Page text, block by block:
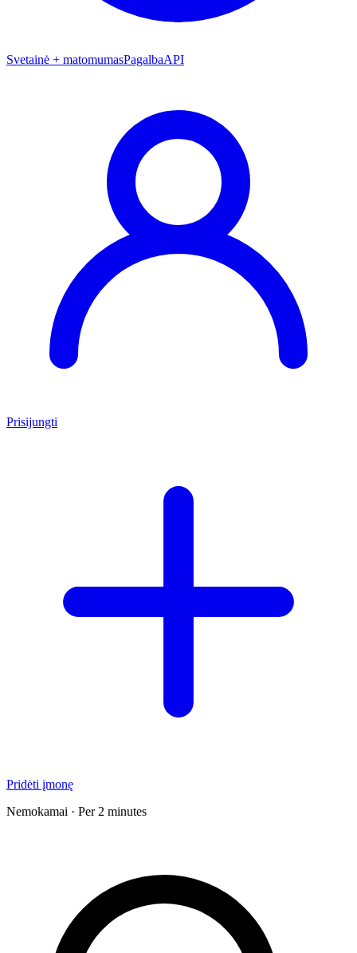
Svetainė + matomumasPagalbaAPI
Prisijungti
Pridėti įmonę
Nemokamai · Per 2 minutes